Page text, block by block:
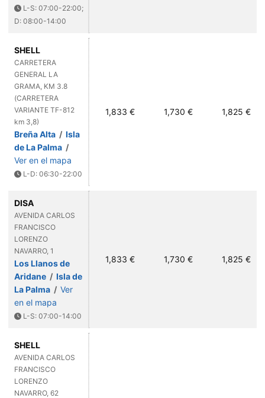
L-S: 07:00-22:00;
D: 08:00-14:00
SHELL
CARRETERA
GENERAL LA
GRAMA, KM 3.8
(CARRETERA
VARIANTE TF-812
km 3,8)
Breña Alta / Isla
de La Palma /
Ver en el mapa
L-D: 06:30-22:00
1,833 € 1,730 € 1,825 €
DISA
AVENIDA CARLOS
FRANCISCO
LORENZO
NAVARRO, 1
Los Llanos de
Aridane / Isla de
La Palma / Ver
en el mapa
L-S: 07:00-14:00
1,833 € 1,730 € 1,825 €
SHELL
AVENIDA CARLOS
FRANCISCO
LORENZO
NAVARRO, 62